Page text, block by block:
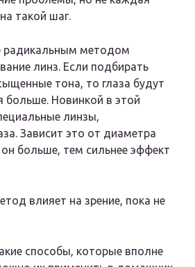
такой шаг.
методом
линз. Если подбирать
тона, то глаза будут
больше. Новинкой в этой
линзы,
Зависит это от диаметра
больше, тем сильнее эффект
влияет на зрение, пока не
способы, которые вполне